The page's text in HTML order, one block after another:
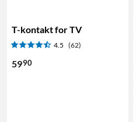
T-kontakt for TV
4.5 (62)
5990